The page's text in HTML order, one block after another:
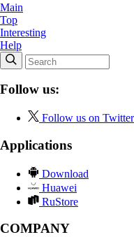
Main
Top
Interesting
Help
Follow us:
Follow us on Twitter
Applications
Download
Huawei
RuStore
COMPANY